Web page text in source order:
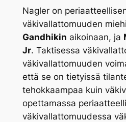
Nagler on
väkivallattomuuden
Gandhikin aikoinaan, ja
Jr. Taktisessa
väkivallattomuuden
että se on tietyissä
tehokkaampaa kuin
opettamassa
väkivallattomuudessa